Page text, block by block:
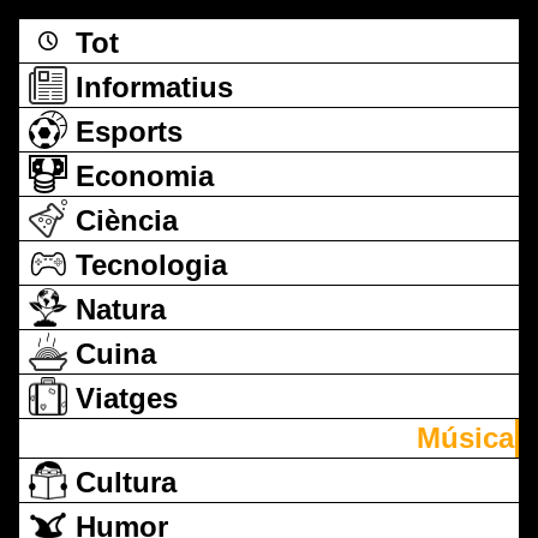
Tot
Informatius
Esports
Economia
Ciència
Tecnologia
Natura
Cuina
Viatges
Música
Cultura
Humor